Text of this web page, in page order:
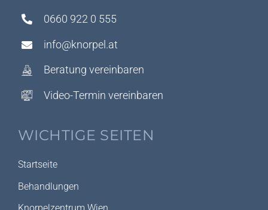
0660 922 0 555
info@knorpel.at
Beratung vereinbaren
Video-Termin vereinbaren
WICHTIGE SEITEN
Startseite
Behandlungen